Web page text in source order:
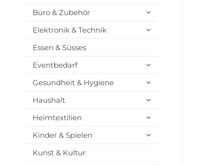
Büro & Zubehör
Elektronik & Technik
Essen & Süsses
Eventbedarf
Gesundheit & Hygiene
Haushalt
Heimtextilien
Kinder & Spielen
Kunst & Kultur